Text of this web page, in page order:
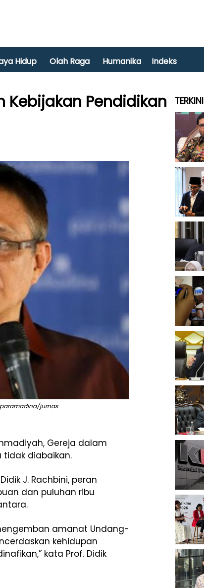
Hidup Olah Raga Humanika Indeks
Kebijakan Pendidikan
paramadina/jurnas
Gereja dalam
diabaikan.
J. Rachbini, peran
dan puluhan ribu
amanat Undang-
kehidupan
kata Prof. Didik
TERKINI